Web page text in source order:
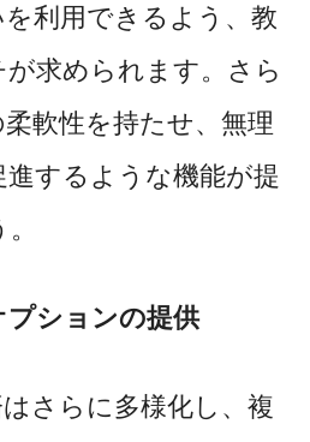
利用できるよう、教
求められます。さら
軟性を持たせ、無理
するような機能が提
プションの提供
さらに多様化し、複